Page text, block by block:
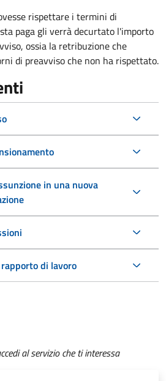
rispettare i termini di
paga gli verrà decurtato l'importo
ossia la retribuzione che
di preavviso che non ha rispettato.
in una nuova
di lavoro
al servizio che ti interessa